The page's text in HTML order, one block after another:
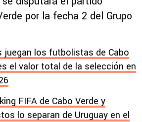
por la fecha 2 del Grupo
juegan los futbolistas de Cabo
el valor total de la selección en
FIFA de Cabo Verde y
lo separan de Uruguay en el